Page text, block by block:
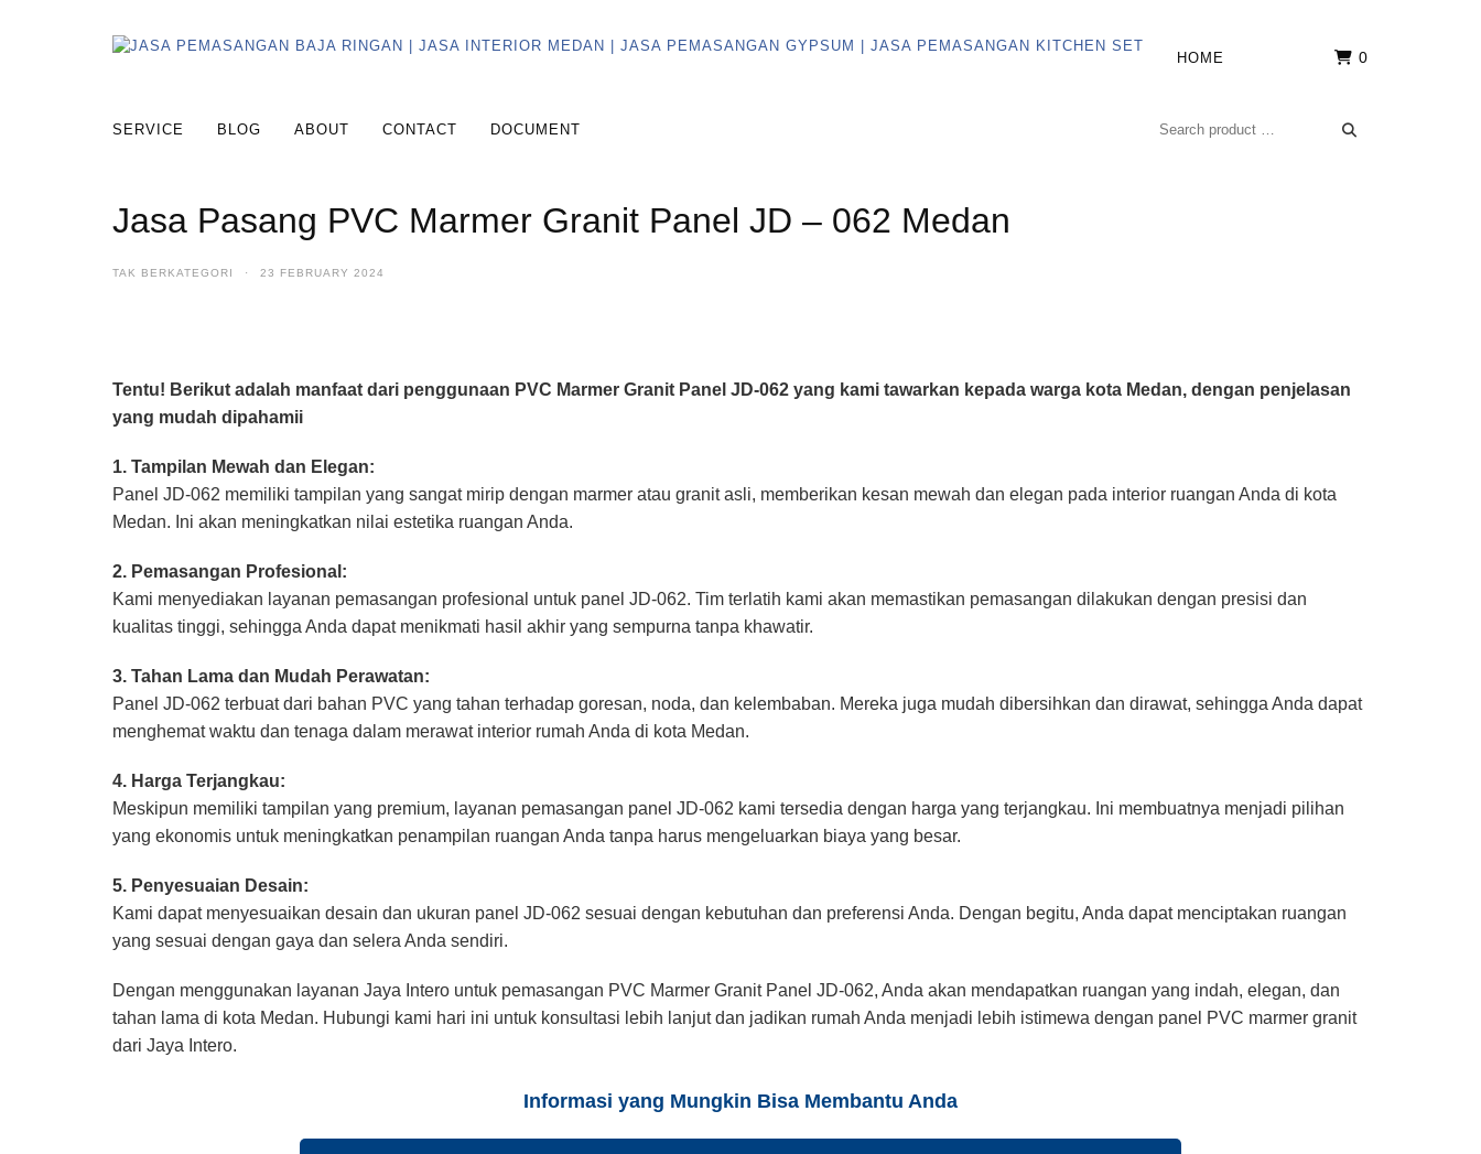
0
HOME
SERVICE BLOG ABOUT CONTACT DOCUMENT
Jasa Pasang PVC Marmer Granit Panel JD – 062 Medan
TAK BERKATEGORI · 23 FEBRUARY 2024
Tentu! Berikut adalah manfaat dari penggunaan PVC Marmer Granit Panel JD-062 yang kami tawarkan kepada warga kota Medan, dengan penjelasan
yang mudah dipahamii
1. Tampilan Mewah dan Elegan:
Panel JD-062 memiliki tampilan yang sangat mirip dengan marmer atau granit asli, memberikan kesan mewah dan elegan pada interior ruangan Anda di kota
Medan. Ini akan meningkatkan nilai estetika ruangan Anda.
2. Pemasangan Profesional:
Kami menyediakan layanan pemasangan profesional untuk panel JD-062. Tim terlatih kami akan memastikan pemasangan dilakukan dengan presisi dan
kualitas tinggi, sehingga Anda dapat menikmati hasil akhir yang sempurna tanpa khawatir.
3. Tahan Lama dan Mudah Perawatan:
Panel JD-062 terbuat dari bahan PVC yang tahan terhadap goresan, noda, dan kelembaban. Mereka juga mudah dibersihkan dan dirawat, sehingga Anda dapat
menghemat waktu dan tenaga dalam merawat interior rumah Anda di kota Medan.
4. Harga Terjangkau:
Meskipun memiliki tampilan yang premium, layanan pemasangan panel JD-062 kami tersedia dengan harga yang terjangkau. Ini membuatnya menjadi pilihan
yang ekonomis untuk meningkatkan penampilan ruangan Anda tanpa harus mengeluarkan biaya yang besar.
5. Penyesuaian Desain:
Kami dapat menyesuaikan desain dan ukuran panel JD-062 sesuai dengan kebutuhan dan preferensi Anda. Dengan begitu, Anda dapat menciptakan ruangan
yang sesuai dengan gaya dan selera Anda sendiri.
Dengan menggunakan layanan Jaya Intero untuk pemasangan PVC Marmer Granit Panel JD-062, Anda akan mendapatkan ruangan yang indah, elegan, dan
tahan lama di kota Medan. Hubungi kami hari ini untuk konsultasi lebih lanjut dan jadikan rumah Anda menjadi lebih istimewa dengan panel PVC marmer granit
dari Jaya Intero.
Informasi yang Mungkin Bisa Membantu Anda